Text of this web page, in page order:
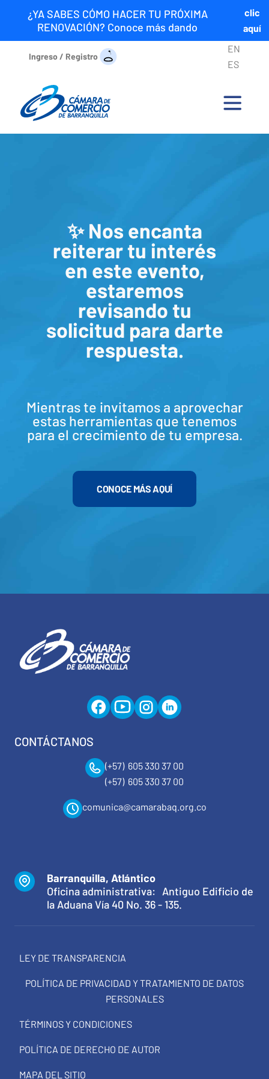
¿YA SABES CÓMO HACER TU PRÓXIMA
RENOVACIÓN? Conoce más dando
clic
aquí
Ingreso / Registro
EN
ES
✨ Nos encanta
reiterar tu interés
en este evento,
estaremos
revisando tu
solicitud para darte
respuesta.
Mientras te invitamos a aprovechar
estas herramientas que tenemos
para el crecimiento de tu empresa.
CONOCE MÁS AQUÍ
CONTÁCTANOS
(+57) 605 330 37 00
(+57) 605 330 37 00
comunica@camarabaq.org.co
Barranquilla, Atlántico
Oficina administrativa: Antiguo Edificio de
la Aduana Vía 40 No. 36 - 135.
LEY DE TRANSPARENCIA
POLÍTICA DE PRIVACIDAD Y TRATAMIENTO DE DATOS
PERSONALES
TÉRMINOS Y CONDICIONES
POLÍTICA DE DERECHO DE AUTOR
MAPA DEL SITIO